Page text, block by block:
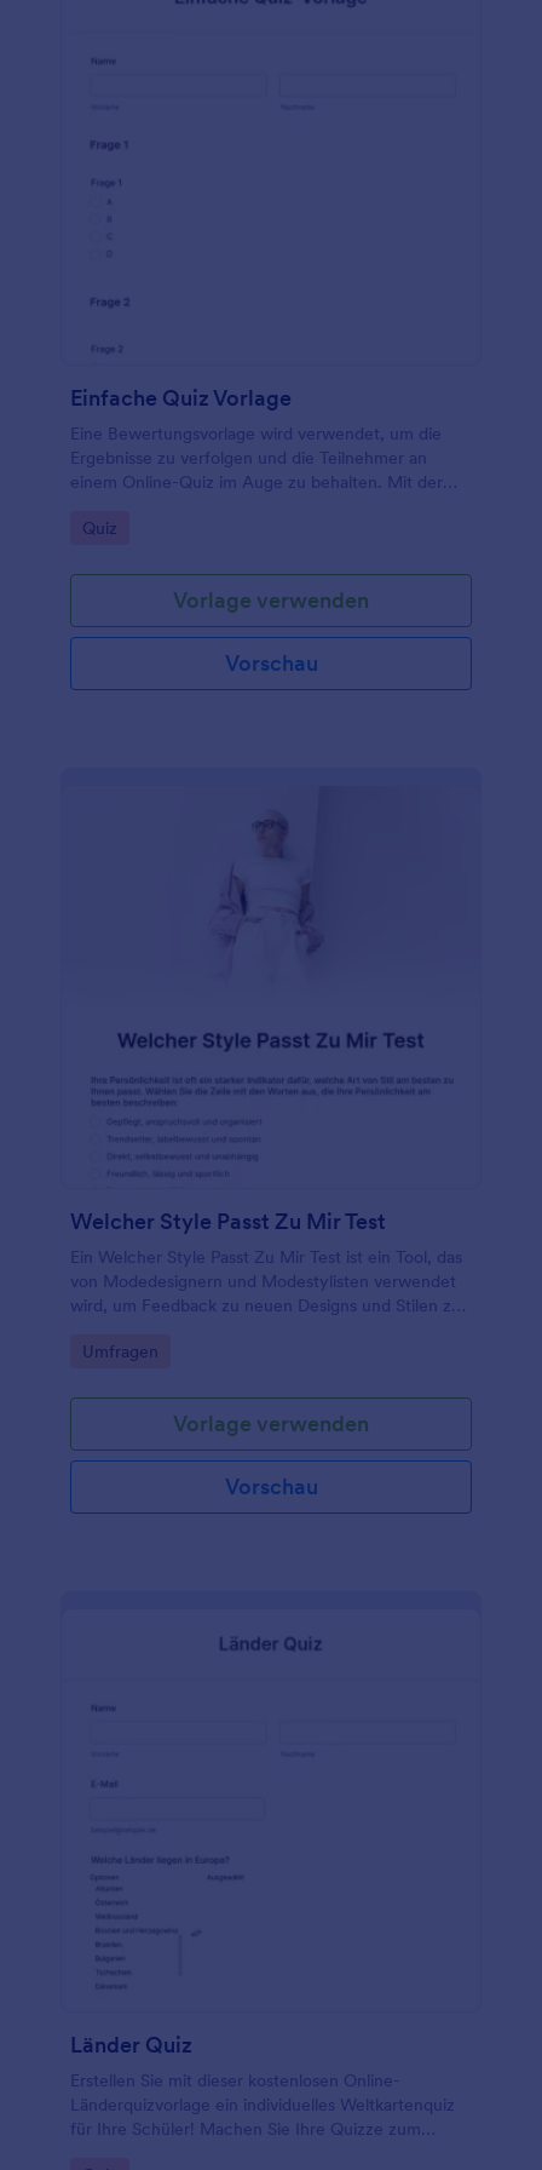
Einfache Quiz Vorlage
Eine Bewertungsvorlage wird verwendet, um die
Ergebnisse zu verfolgen und die Teilnehmer an
einem Online-Quiz im Auge zu behalten. Mit der
Quiz für Ihre Website-Besucher einrichten.
des Formulars passend zu Ihrem Thema, betten Sie
die Formularvorlage ein und warten Sie auf
Übermittlungen! Die Vorlage ist ideal für
akademische Zwecke, Quizze im Klassenzimmer
oder Tests am Arbeitsplatz.Gestalten Sie Ihre Simple
erfassen möchten, nutzen Sie einfach die über 100
Slack synchronisieren. Verbessern Sie die
Kommunikation mit Ihrem Publikum und machen Sie
das Beste aus Ihren Quiz-Ergebnissen mit einer
Go to Category:
Quiz
Vorlage verwenden
Vorschau
Welcher Style Passt Zu Mir Test
Ein Welcher Style Passt Zu Mir Test ist ein Tool, das
von Modedesignern und Modestylisten verwendet
wird, um Feedback zu neuen Designs und Stilen zu
Go to Category:
Umfragen
Vorlage verwenden
Vorschau
Länder Quiz
Erstellen Sie mit dieser kostenlosen Online-
Länderquizvorlage ein individuelles Weltkartenquiz
für Ihre Schüler! Machen Sie Ihre Quizze zum